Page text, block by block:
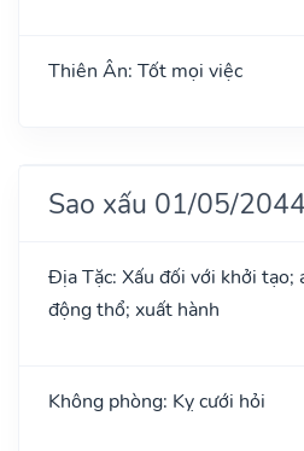
Thiên Ân: Tốt mọi việc
Sao xấu 01/05/2044
Địa Tặc: Xấu đối với khởi tạo;
động thổ; xuất hành
Không phòng: Kỵ cưới hỏi